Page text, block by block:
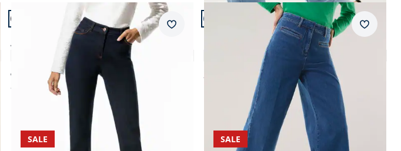
Artikel 11 von 20.
Passform Regular Fit.
Regular Fit
Alaska-Jeans
ab € 129,99
ab € 119,99 (-8%)
Merkzettel
Artikel 12 von 20.
Passform Regular Fit.
Regular Fit
Marlene mit Stecktaschen
4,6 (19)
ab
SALE SALE